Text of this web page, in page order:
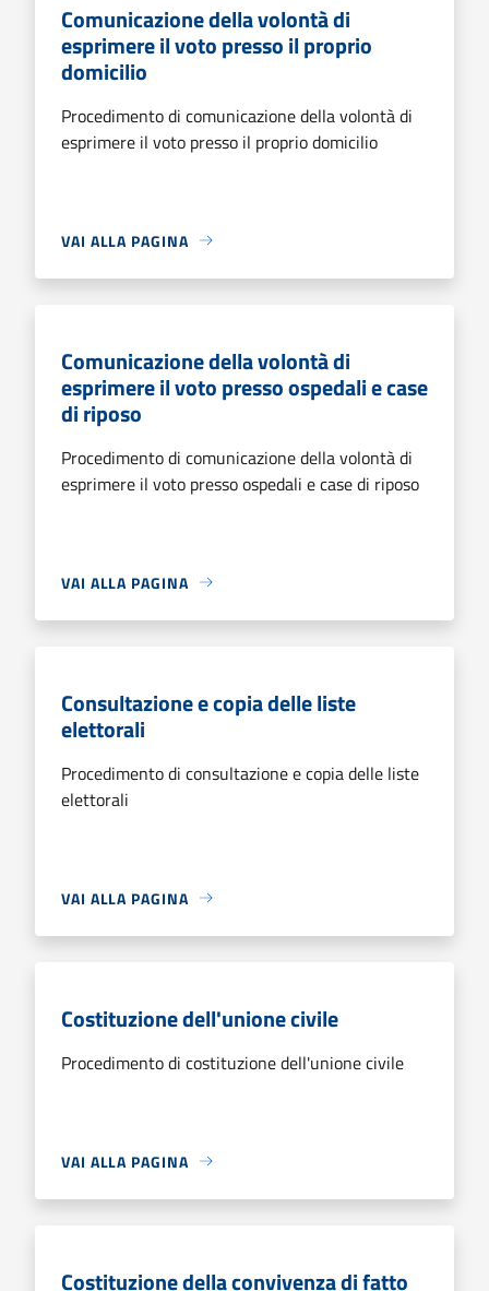
Comunicazione della volontà di
esprimere il voto presso il proprio
domicilio
Procedimento di comunicazione della volontà di
esprimere il voto presso il proprio domicilio
VAI ALLA PAGINA
Comunicazione della volontà di
esprimere il voto presso ospedali e case
di riposo
Procedimento di comunicazione della volontà di
esprimere il voto presso ospedali e case di riposo
VAI ALLA PAGINA
Consultazione e copia delle liste
elettorali
Procedimento di consultazione e copia delle liste
elettorali
VAI ALLA PAGINA
Costituzione dell'unione civile
Procedimento di costituzione dell'unione civile
VAI ALLA PAGINA
Costituzione della convivenza di fatto